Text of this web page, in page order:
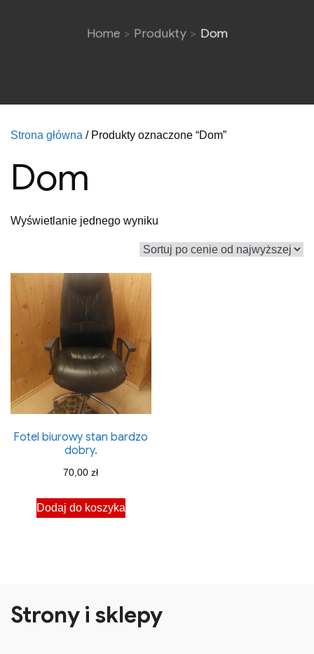
Home Produkty Dom
Strona główna / Produkty oznaczone “Dom”
Dom
Wyświetlanie jednego wyniku
Fotel biurowy stan bardzo
dobry.
70,00zł
Dodaj do koszyka
Strony i sklepy